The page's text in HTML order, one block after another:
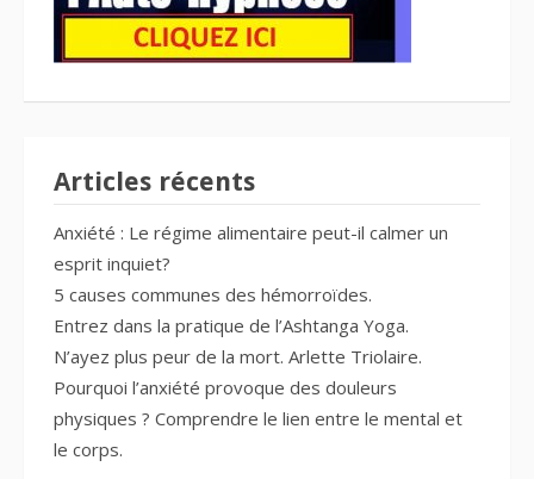
Articles récents
Anxiété : Le régime alimentaire peut-il calmer un
esprit inquiet?
5 causes communes des hémorroïdes.
Entrez dans la pratique de l’Ashtanga Yoga.
N’ayez plus peur de la mort. Arlette Triolaire.
Pourquoi l’anxiété provoque des douleurs
physiques ? Comprendre le lien entre le mental et
le corps.